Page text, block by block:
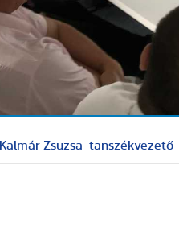
Kalmár Zsuzsa tanszékvezető